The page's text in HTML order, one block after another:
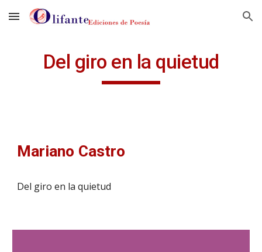
Skip to main content Skip to navigation
Del giro en la quietud
Mariano Castro
Del giro en la quietud